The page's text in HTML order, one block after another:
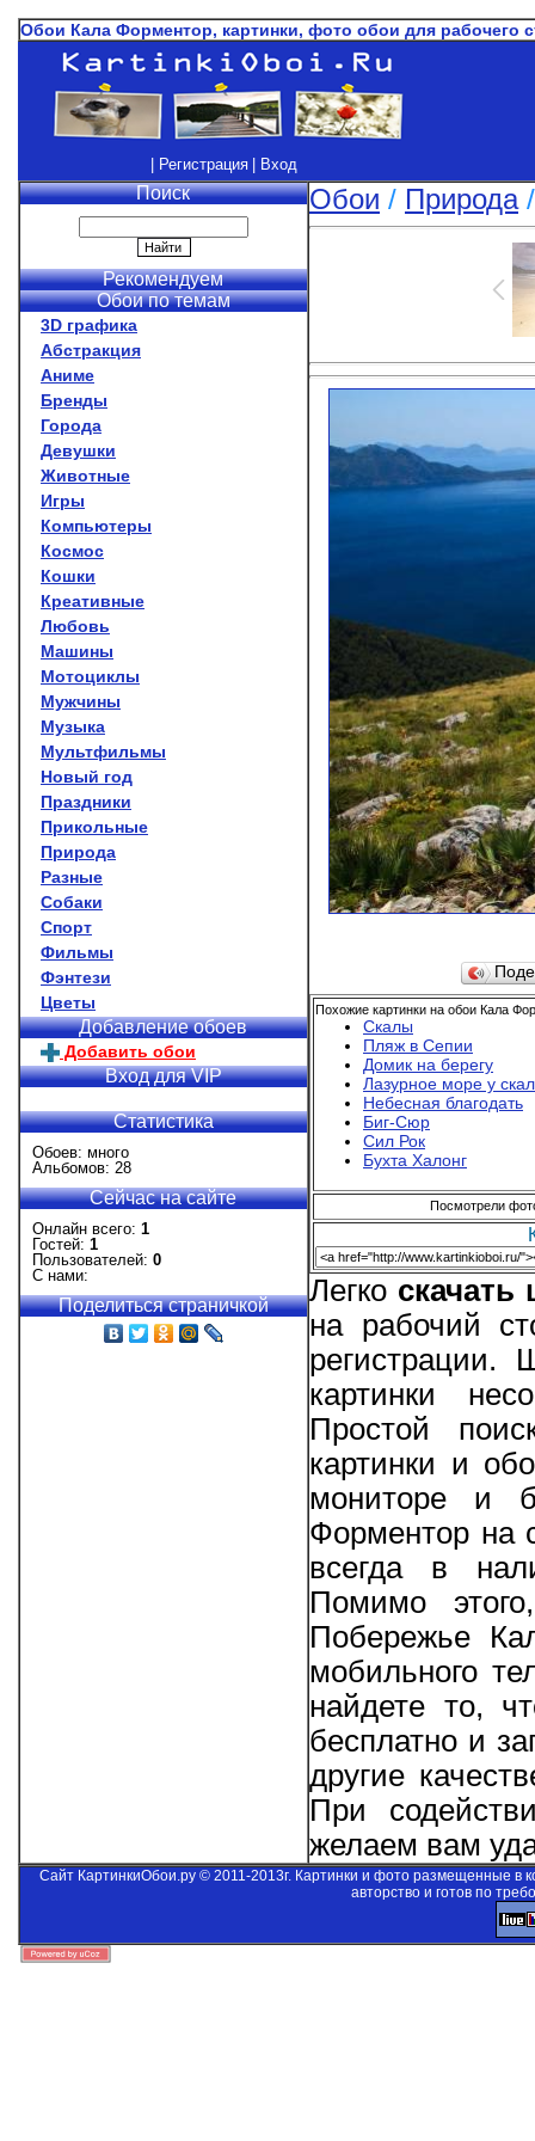
Обои Кала Форментор, картинки, фото обои для рабочего
| Регистрация | Вход
Поиск
Рекомендуем
Обои по темам
3D графика
Абстракция
Аниме
Бренды
Города
Девушки
Животные
Игры
Компьютеры
Космос
Кошки
Креативные
Любовь
Машины
Мотоциклы
Мужчины
Музыка
Мультфильмы
Новый год
Праздники
Прикольные
Природа
Разные
Собаки
Спорт
Фильмы
Фэнтези
Цветы
Добавление обоев
Добавить обои
Вход для VIP
Статистика
Обоев: много
Альбомов: 28
Сейчас на сайте
Онлайн всего: 1
Гостей: 1
Пользователей: 0
С нами:
Поделиться страничкой
Обои / Природа
Похожие картинки на обои Кала
Скалы
Пляж в Сепии
Домик на берегу
Лазурное море у скал
Небесная благодать
Биг-Сюр
Сил Рок
Бухта Халонг
Посмотрели
Легко
на рабочий
картинки
Простой
картинки и
мониторе и
Форментор на
всегда в
Помимо
Побережье
мобильного
найдете то,
бесплатно и
другие
При
желаем вам
Сайт КартинкиОбои.ру © 2011-2013г. Картинки и фото размещенные в
авторство и готов по